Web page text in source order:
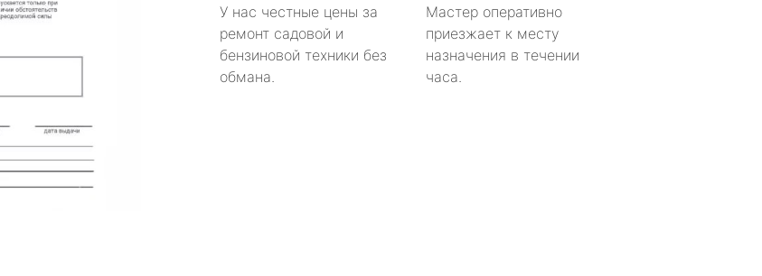
У нас честные цены за
ремонт садовой и
бензиновой техники без
обмана.
Мастер оперативно
приезжает к месту
назначения в течении
часа.